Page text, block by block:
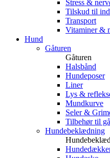
Stress &
Tilskud til
Transport
Vitaminer &
Hund
Gåturen
Gåturen
Halsbånd
Hundeposer
Liner
Lys &
Mundkurve
Seler &
Tilbehør til
Hundebeklædning